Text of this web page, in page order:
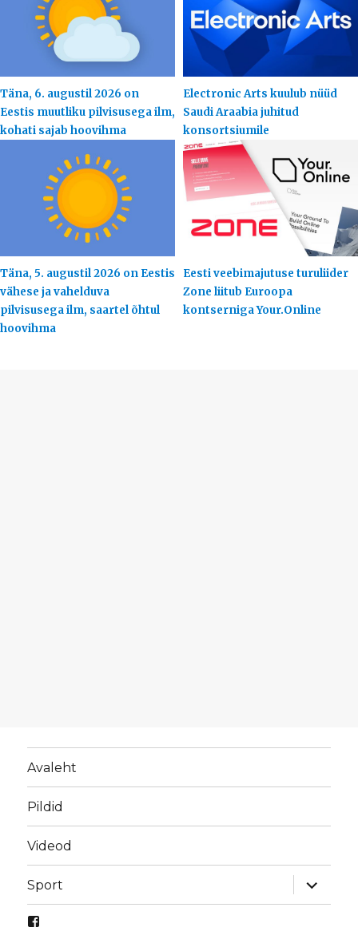
Täna, 6. augustil 2026 on
Eestis muutliku pilvisusega ilm,
kohati sajab hoovihma
Electronic Arts kuulub nüüd
Saudi Araabia juhitud
konsortsiumile
Täna, 5. augustil 2026 on Eestis
vähese ja vahelduva
pilvisusega ilm, saartel õhtul
hoovihma
Eesti veebimajutuse turuliider
Zone liitub Euroopa
kontserniga Your.Online
Avaleht
Pildid
Videod
Sport
laienda